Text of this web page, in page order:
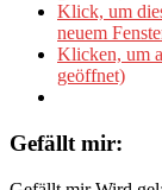
Klick, um
neuem
Klicken, um
geöffnet)
Gefällt mir: